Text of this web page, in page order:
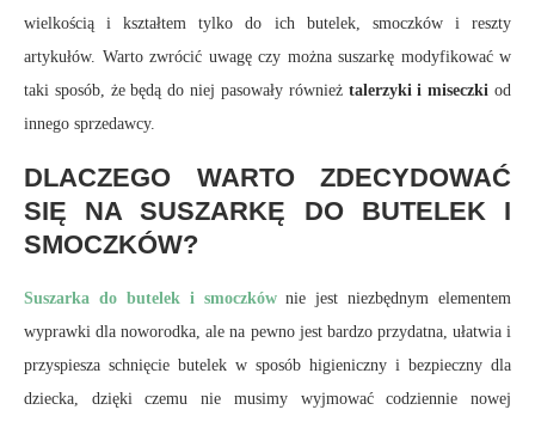
wielkością i kształtem tylko do ich butelek, smoczków i reszty
artykułów. Warto zwrócić uwagę czy można suszarkę modyfikować w
taki sposób, że będą do niej pasowały również talerzyki i miseczki od
innego sprzedawcy.
DLACZEGO WARTO ZDECYDOWAĆ
SIĘ NA SUSZARKĘ DO BUTELEK I
SMOCZKÓW?
Suszarka do butelek i smoczkównie jest niezbędnym elementem
wyprawki dla noworodka, ale na pewno jest bardzo przydatna, ułatwia i
przyspiesza schnięcie butelek w sposób higieniczny i bezpieczny dla
dziecka, dzięki czemu nie musimy wyjmować codziennie nowej